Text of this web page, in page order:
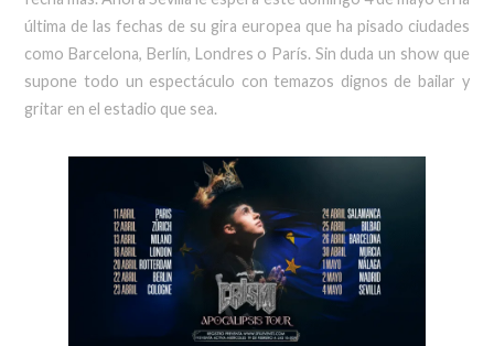
última de las fechas de su gira europea que ha pisado ciudades
como Barcelona, Berlín, Londres o París. Sin duda un show que
supone todo un espectáculo con temazos dignos de bailar y
gritar en el estadio que sea.